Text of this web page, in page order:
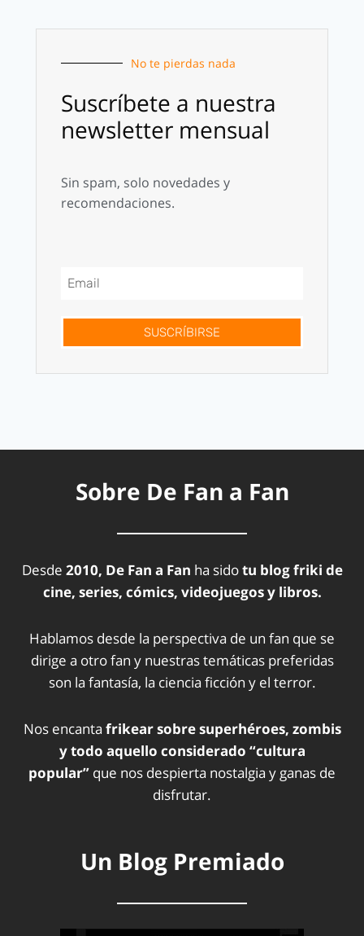
No te pierdas nada
Suscríbete a nuestra
newsletter mensual
Sin spam, solo novedades y
recomendaciones.
SUSCRÍBIRSE
Sobre De Fan a Fan
Desde 2010, De Fan a Fan ha sidotu blog friki de
cine, series, cómics, videojuegos y libros.
Hablamos desde la perspectiva de un fan que se
dirige a otro fan y nuestras temáticas preferidas
son la fantasía, la ciencia ficción y el terror.
Nos encanta frikear sobre superhéroes, zombis
y todo aquello considerado “cultura
popular” que nos despierta nostalgia y ganas de
disfrutar.
Un Blog Premiado